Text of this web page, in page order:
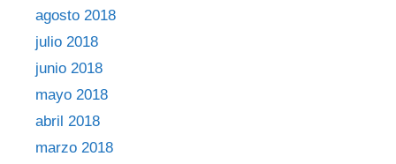
agosto 2018
julio 2018
junio 2018
mayo 2018
abril 2018
marzo 2018